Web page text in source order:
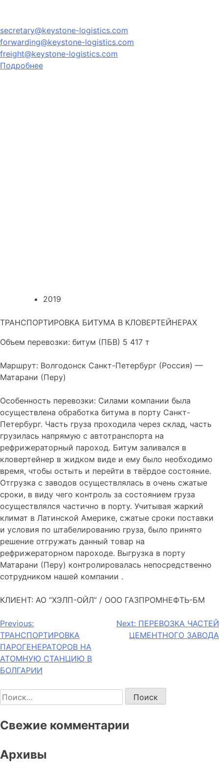
secretary@keystone-logistics.com
forwarding@keystone-logistics.com
freight@keystone-logistics.com
Подробнее
2019
ТРАНСПОРТИРОВКА БИТУМА В КЛОВЕРТЕЙНЕРАХ
Объем перевозки: битум (ПБВ) 5 417 т
Маршрут: Волгодонск Санкт-Петербург (Россия) —
Матарани (Перу)
Особенность перевозки: Силами компании была
осуществлена обработка битума в порту Санкт-
Петербург. Часть груза проходила через склад, часть
грузилась напрямую с автотранспорта на
рефрижераторный пароход. Битум заливался в
кловертейнер в жидком виде и ему было необходимо
время, чтобы остыть и перейти в твёрдое состояние.
Отгрузка с заводов осуществлялась в очень сжатые
сроки, в виду чего контроль за состоянием груза
осуществлялся частично в порту. Учитывая жаркий
климат в Латинской Америке, сжатые сроки поставки
и условия по штабелированию груза, было принято
решение отгружать данный товар на
рефрижераторном пароходе. Выгрузка в порту
Матарани (Перу) контролировалась непосредственно
сотрудником нашей компании .
КЛИЕНТ: АО “ХЭЛП-ОЙЛ” / ООО ГАЗПРОМНЕФТЬ-БМ
Навигация
по
записям
Previous:
ТРАНСПОРТИРОВКА
ПАРОГЕНЕРАТОРОВ НА
АТОМНУЮ СТАНЦИЮ В
БОЛГАРИИ
Next: ПЕРЕВОЗКА ЧАСТЕЙ
ЦЕМЕНТНОГО ЗАВОДА
Найти:
Свежие комментарии
Архивы